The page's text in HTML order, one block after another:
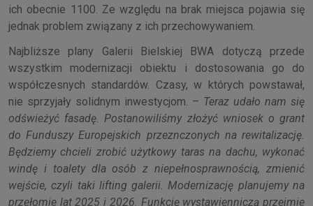
ich obecnie 1100. Ze względu na brak miejsca pojawia się
jednak problem związany z ich przechowywaniem.
Najbliższe plany Galerii Bielskiej BWA dotyczą przede
wszystkim modernizacji obiektu i dostosowania go do
współczesnych standardów. Czasy, w których powstawał,
nie sprzyjały solidnym inwestycjom. – Teraz udało nam się
odświeżyć fasadę. Postanowiliśmy złożyć wniosek o grant
do Funduszy Europejskich przeznczonych na rewitalizację.
Będziemy chcieli zrobić użytkowy taras na dachu, wykonać
windę i toalety dla osób z niepełnosprawnością, zmienić
wejście, czyli taki lifting galerii. Modernizację planujemy na
przełomie lat 2025 i 2026. Funkcję wystawienniczą przejmie